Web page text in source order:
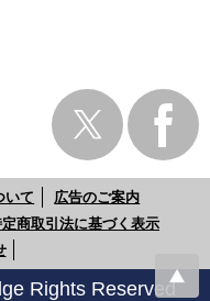
いて
広告のご案内
商取引法に基づく表示
Rights Reserved